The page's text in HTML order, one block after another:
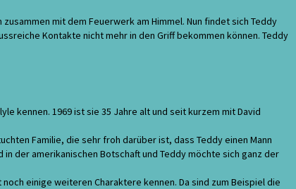
mit dem Feuerwerk am Himmel. Nun findet sich Teddy
Kontakte nicht mehr in den Griff bekommen können. Teddy
kennen. 1969 ist sie 35 Jahre alt und seit kurzem mit David
Familie, die sehr froh darüber ist, dass Teddy einen Mann
der amerikanischen Botschaft und Teddy möchte sich ganz der
einige weiteren Charaktere kennen. Da sind zum Beispiel die